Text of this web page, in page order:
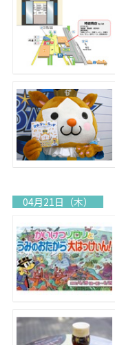
04月21日（木）